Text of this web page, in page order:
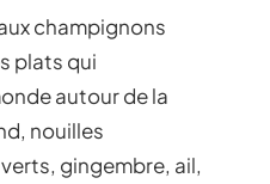
champignons
plats qui
autour de la
nouilles
gingembre, ail,